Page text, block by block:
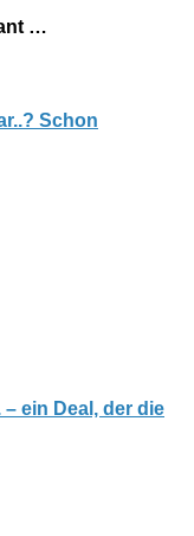
…
Schon
ein Deal, der die